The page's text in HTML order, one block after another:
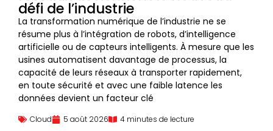
défi de l’industrie
La transformation numérique de l’industrie ne se
résume plus à l’intégration de robots, d’intelligence
artificielle ou de capteurs intelligents. À mesure que les
usines automatisent davantage de processus, la
capacité de leurs réseaux à transporter rapidement,
en toute sécurité et avec une faible latence les
données devient un facteur clé
Cloud 5 août 2026 4 minutes de lecture